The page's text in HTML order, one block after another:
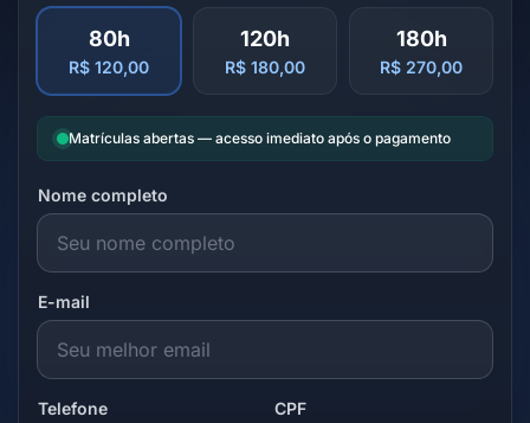
80h
R$ 120,00
120h
R$ 180,00
180h
R$ 270,00
Matrículas abertas — acesso imediato após o pagamento
Nome completo
E-mail
Telefone CPF